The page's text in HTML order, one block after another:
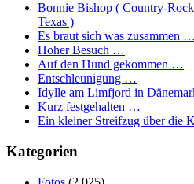
Bonnie Bishop ( Country-
Texas )
Es braut sich was zusammen
Hoher Besuch …
Auf den Hund gekommen …
Entschleunigung …
Idylle am Limfjord in
Kurz festgehalten …
Ein kleiner Streifzug über die
Kategorien